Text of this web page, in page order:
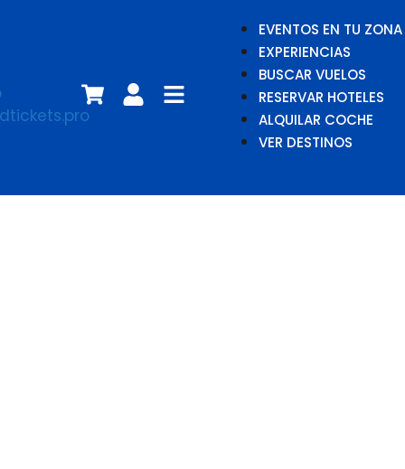
EVENTOS EN TU ZONA
EXPERIENCIAS
BUSCAR VUELOS
RESERVAR HOTELES
ALQUILAR COCHE
VER DESTINOS